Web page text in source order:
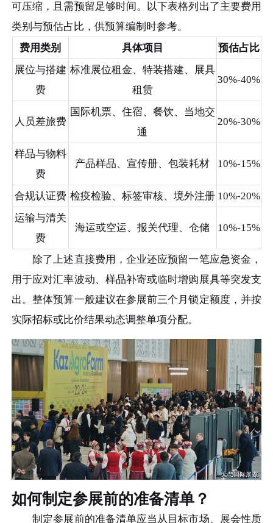
可压缩，且需预留足够时间。以下表格列出了主要费用
类别与预估占比，供预算编制时参考。
费用类别
具体项目
预估占比
展位与搭建
费
标准展位租金、特装搭建、展具
租赁
30%-40%
人员差旅费
国际机票、住宿、餐饮、当地交
通
20%-30%
样品与物料
费
产品样品、宣传册、包装耗材 10%-15%
合规认证费 检疫检验、标签审核、境外注册 10%-20%
运输与清关
费
海运或空运、报关代理、仓储 10%-15%
除了上述直接费用，企业还应预留一笔应急资金，
用于应对汇率波动、样品补寄或临时增购展具等突发支
出。整体预算一般建议在参展前三个月锁定额度，并按
实际招标或比价结果动态调整单项分配。
如何制定参展前的准备清单？
制定参展前的准备清单应当从目标市场、展会性质